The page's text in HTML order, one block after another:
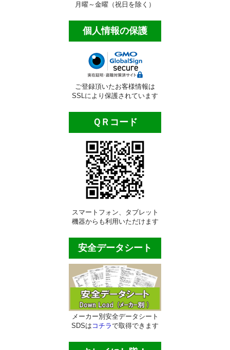
マスク・綿棒等
床清掃用品（業務用）
ワックス剥離剤
ビルメンテナンス用品
ポリッシャー・パッド
業務用床掃除機材
ほうき・モップ類
ダスタ―モップ
水拭き用モップ
月曜～金曜（祝日を除く）
個人情報の保護
ご登録頂いたお客様情報は
SSLにより保護されています
ＱＲコード
スマートフォン、タブレット
機器からも利用いただけます
安全データシート
メーカー別安全データシート
SDSは コチラで取得できます